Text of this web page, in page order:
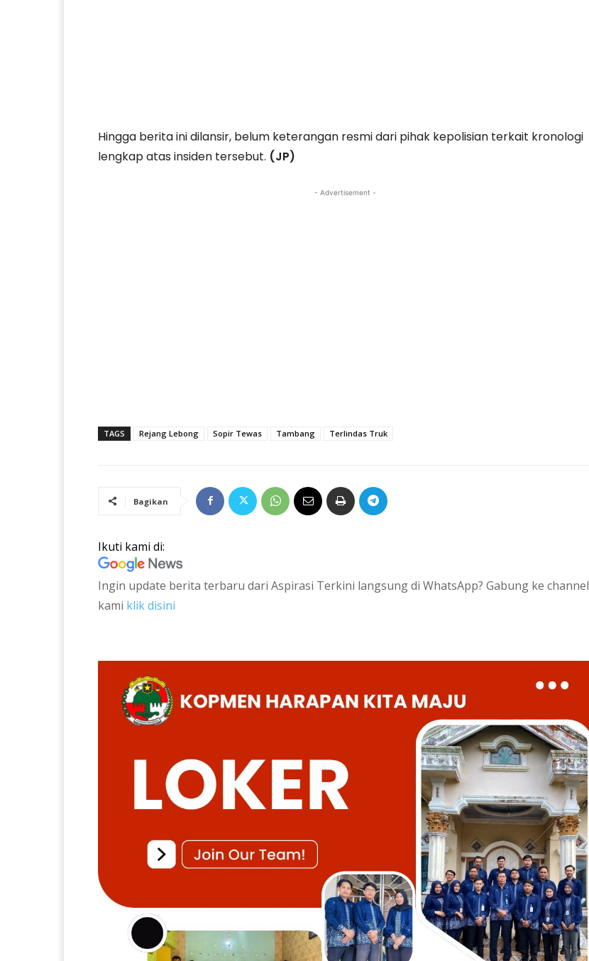
Hingga berita ini dilansir, belum keterangan resmi dari pihak kepolisian terkait kronologi
lengkap atas insiden tersebut. (JP)
- Advertisement -
TAGS Rejang Lebong Sopir Tewas Tambang Terlindas Truk
Bagikan
Ikuti kami di:
Ingin update berita terbaru dari Aspirasi Terkini langsung di WhatsApp? Gabung ke channel
kami klik disini